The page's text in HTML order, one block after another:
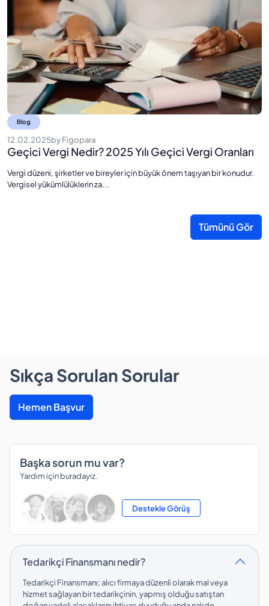
Blog
12.02.2025byFigopara
Geçici Vergi Nedir? 2025 Yılı Geçici Vergi Oranları
Vergi düzeni, şirketler ve bireyler için büyük önem taşıyan bir konudur.
Vergisel yükümlülüklerin za...
Tümünü Gör
Sıkça Sorulan Sorular
Hemen Başvur
Başka sorun mu var?
Yardım için buradayız.
Destekle Görüş
Tedarikçi Finansmanı nedir?
Tedarikçi Finansmanı; alıcı firmaya düzenli olarak mal veya
hizmet sağlayan bir tedarikçinin, yapmış olduğu satıştan